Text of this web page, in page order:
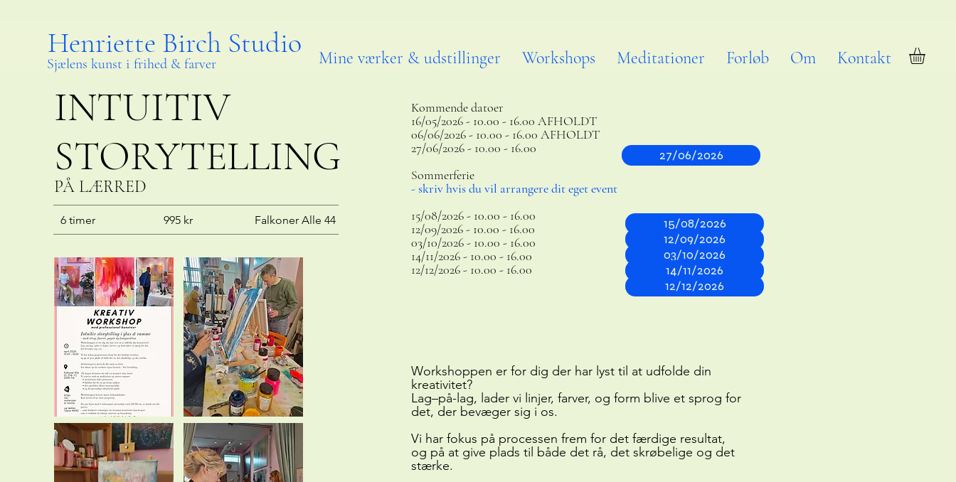
Henriette Birch Studio
Sjælens kunst i frihed & farver Mine værker & udstillinger Workshops Meditationer Forløb Om Kontakt
INTUITIV
STORYTELLING
PÅ LÆRRED
6 timer 995 kr Falkoner Alle 44
Kommende datoer
16/05/2026 - 10.00 - 16.00 AFHOLDT
06/06/2026 - 10.00 - 16.00 AFHOLDT
27/06/2026 - 10.00 - 16.00
Sommerferie
- skriv hvis du vil arrangere dit eget event
15/08/2026 - 10.00 - 16.00
12/09/2026 - 10.00 - 16.00
03/10/2026 - 10.00 - 16.00
14/11/2026 - 10.00 - 16.00
12/12/2026 - 10.00 - 16.00
27/06/2026
15/08/2026
12/09/2026
03/10/2026
14/11/2026
12/12/2026
Workshoppen er for dig der har lyst til at udfolde din
kreativitet?
Lag–på-lag, lader vi linjer, farver, og form blive et sprog for
det, der bevæger sig i os.
Vi har fokus på processen frem for det færdige resultat,
og på at give plads til både det rå, det skrøbelige og det
stærke.